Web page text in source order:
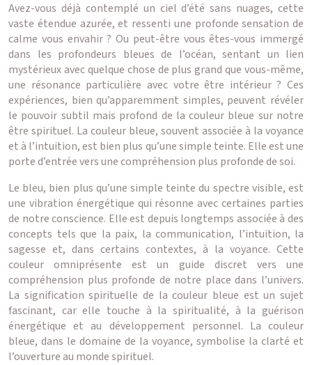
Avez-vous déjà contemplé un ciel d’été sans nuages, cette
vaste étendue azurée, et ressenti une profonde sensation de
calme vous envahir ? Ou peut-être vous êtes-vous immergé
dans les profondeurs bleues de l’océan, sentant un lien
mystérieux avec quelque chose de plus grand que vous-même,
une résonance particulière avec votre être intérieur ? Ces
expériences, bien qu’apparemment simples, peuvent révéler
le pouvoir subtil mais profond de la couleur bleue sur notre
être spirituel. La couleur bleue, souvent associée à la voyance
et à l’intuition, est bien plus qu’une simple teinte. Elle est une
porte d’entrée vers une compréhension plus profonde de soi.
Le bleu, bien plus qu’une simple teinte du spectre visible, est
une vibration énergétique qui résonne avec certaines parties
de notre conscience. Elle est depuis longtemps associée à des
concepts tels que la paix, la communication, l’intuition, la
sagesse et, dans certains contextes, à la voyance. Cette
couleur omniprésente est un guide discret vers une
compréhension plus profonde de notre place dans l’univers.
La signification spirituelle de la couleur bleue est un sujet
fascinant, car elle touche à la spiritualité, à la guérison
énergétique et au développement personnel. La couleur
bleue, dans le domaine de la voyance, symbolise la clarté et
l’ouverture au monde spirituel.